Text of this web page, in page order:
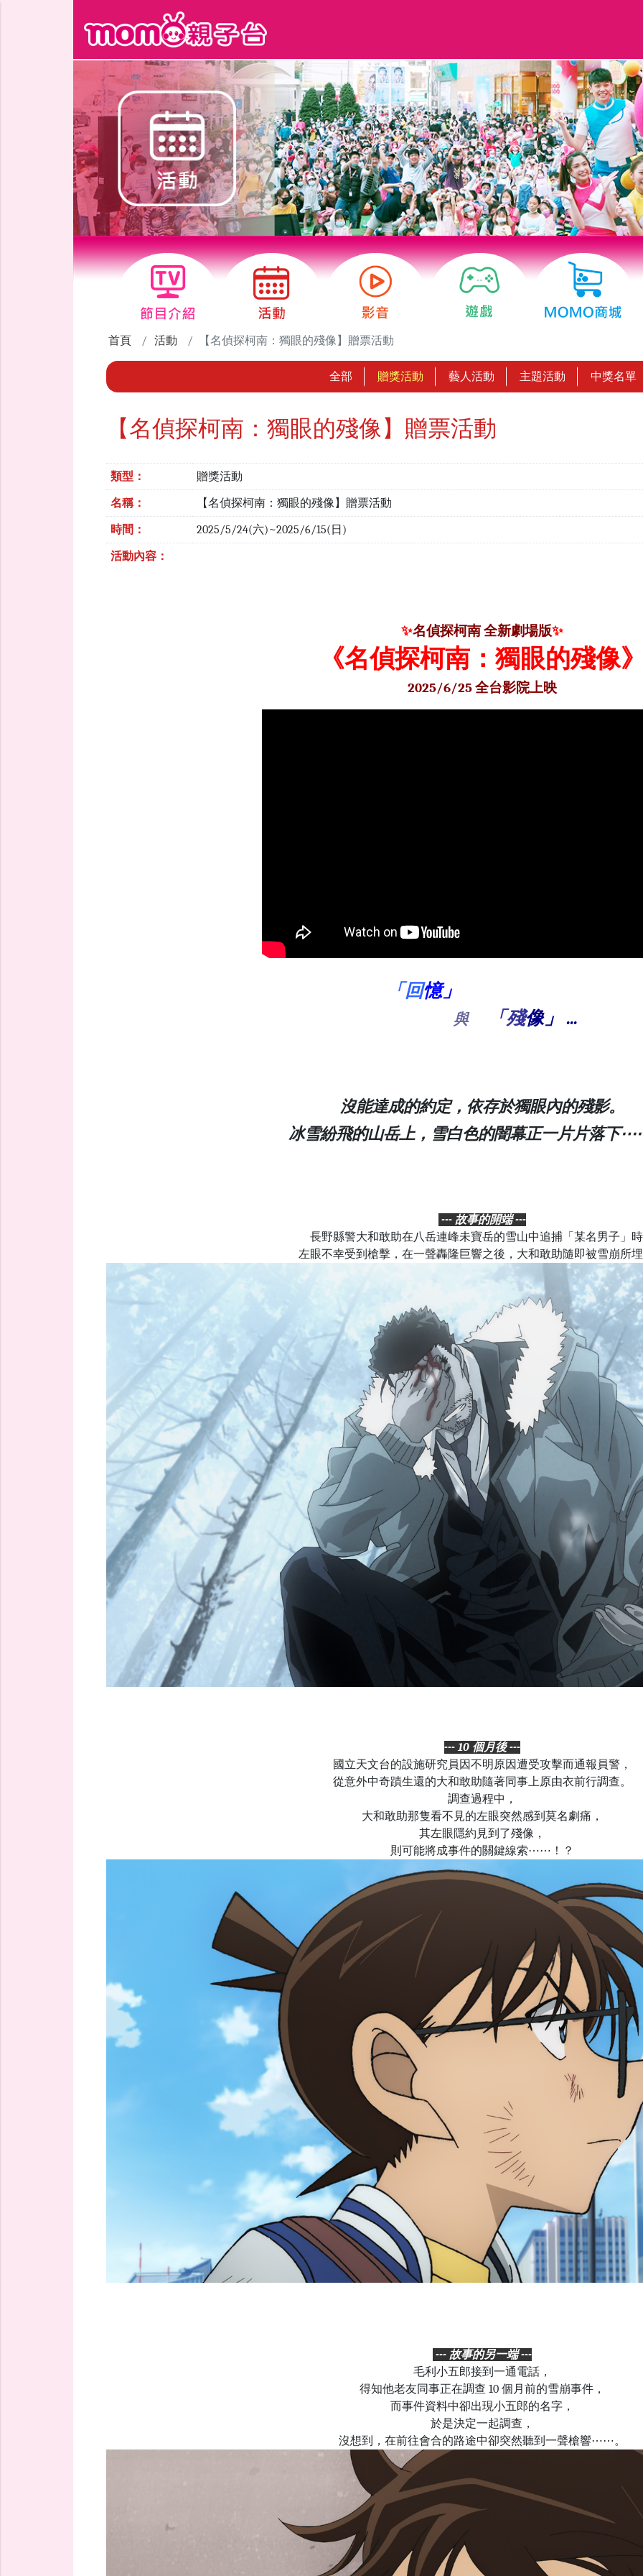
首頁 活動 【名偵探柯南：獨眼的殘像】贈票活動
全部 贈獎活動 藝人活動 主題活動 中獎名單
【名偵探柯南：獨眼的殘像】贈票活動
類型： 贈獎活動
名稱： 【名偵探柯南：獨眼的殘像】贈票活動
時間： 2025/5/24(六)~2025/6/15(日)
活動內容：
✨名偵探柯南 全新劇場版✨
《名偵探柯南：獨眼的殘像
2025/6/25 全台影院上映
「回憶」
與 「殘像」 ...
沒能達成的約定，依存於獨眼內的殘影。
冰雪紛飛的山岳上，雪白色的闇幕正一片片落下
--- 故事的開端 ---
長野縣警大和敢助在八岳連峰未寶岳的雪山中追捕「某名男子」
左眼不幸受到槍擊，在一聲轟隆巨響之後，大和敢助隨即被雪崩所
--- 10 個月後 ---
國立天文台的設施研究員因不明原因遭受攻擊而通報員警，
從意外中奇蹟生還的大和敢助隨著同事上原由衣前行調查。
調查過程中，
大和敢助那隻看不見的左眼突然感到莫名劇痛，
其左眼隱約見到了殘像，
則可能將成事件的關鍵線索⋯⋯！？
--- 故事的另一端 ---
毛利小五郎接到一通電話，
得知他老友同事正在調查 10 個月前的雪崩事件，
而事件資料中卻出現小五郎的名字，
於是決定一起調查 ，
沒想到，在前往會合的路途中卻突然聽到一聲槍響⋯⋯。